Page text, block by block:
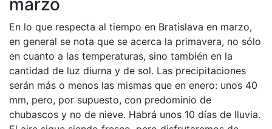
En lo que respecta al tiempo en Bratislava en marzo,
en general se nota que se acerca la primavera, no sólo
en cuanto a las temperaturas, sino también en la
cantidad de luz diurna y de sol. Las precipitaciones
serán más o menos las mismas que en enero: unos 40
mm, pero, por supuesto, con predominio de
chubascos y no de nieve. Habrá unos 10 días de lluvia.